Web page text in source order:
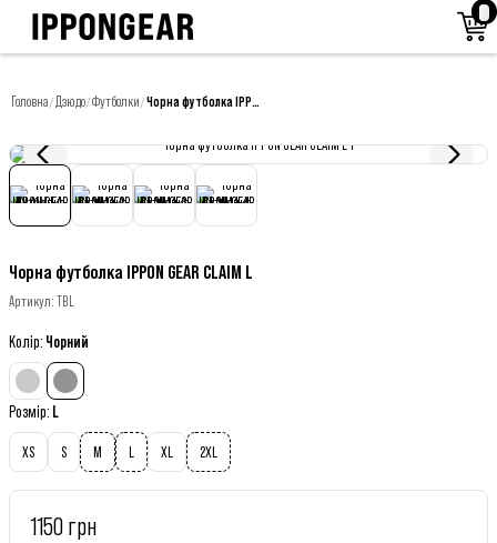
Головна/Дзюдо/Футболки/ Чорна футболка IPPON GEAR CLAIM L
Чорна футболка IPPON GEAR CLAIM L
Артикул: TBL
Колір: Чорний
Розмір: L
XS S M L XL 2XL
1150 грн